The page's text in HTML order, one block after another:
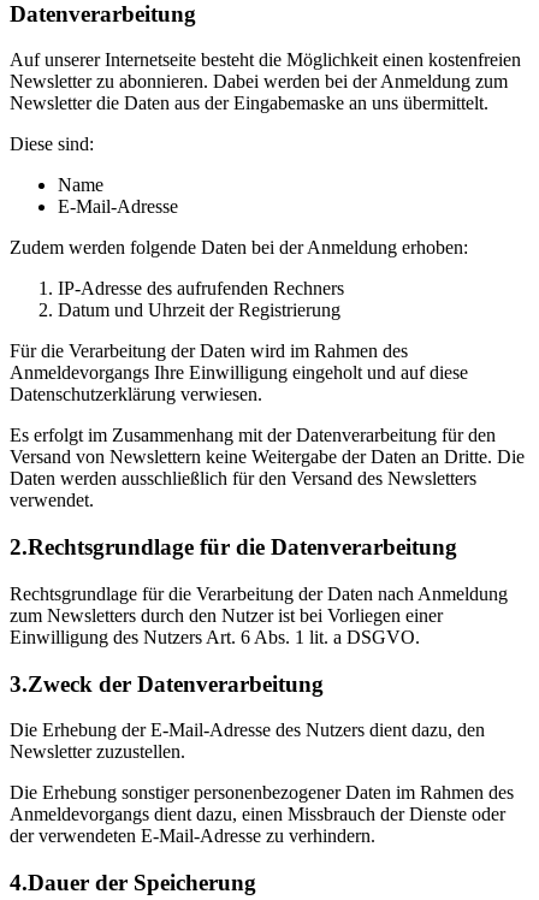
Datenverarbeitung
Auf unserer Internetseite besteht die Möglichkeit einen kostenfreien
Newsletter zu abonnieren. Dabei werden bei der Anmeldung zum
Newsletter die Daten aus der Eingabemaske an uns übermittelt.
Diese sind:
Name
E-Mail-Adresse
Zudem werden folgende Daten bei der Anmeldung erhoben:
IP-Adresse des aufrufenden Rechners
Datum und Uhrzeit der Registrierung
Für die Verarbeitung der Daten wird im Rahmen des
Anmeldevorgangs Ihre Einwilligung eingeholt und auf diese
Datenschutzerklärung verwiesen.
Es erfolgt im Zusammenhang mit der Datenverarbeitung für den
Versand von Newslettern keine Weitergabe der Daten an Dritte. Die
Daten werden ausschließlich für den Versand des Newsletters
verwendet.
2.Rechtsgrundlage für die Datenverarbeitung
Rechtsgrundlage für die Verarbeitung der Daten nach Anmeldung
zum Newsletters durch den Nutzer ist bei Vorliegen einer
Einwilligung des Nutzers Art. 6 Abs. 1 lit. a DSGVO.
3.Zweck der Datenverarbeitung
Die Erhebung der E-Mail-Adresse des Nutzers dient dazu, den
Newsletter zuzustellen.
Die Erhebung sonstiger personenbezogener Daten im Rahmen des
Anmeldevorgangs dient dazu, einen Missbrauch der Dienste oder
der verwendeten E-Mail-Adresse zu verhindern.
4.Dauer der Speicherung